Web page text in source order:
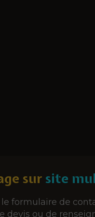
sur site
le formulaire de
devis ou de